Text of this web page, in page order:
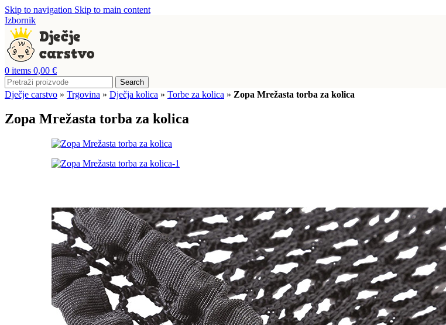
Skip to navigation Skip to main content
Izbornik
0 items 0,00 €
Search
Dječje carstvo » Trgovina » Dječja kolica » Torbe za kolica » Zopa Mrežasta torba za kolica
Zopa Mrežasta torba za kolica